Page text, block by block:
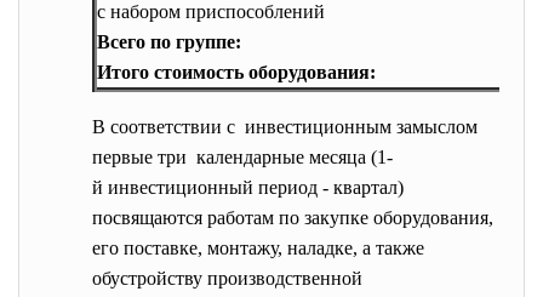
с набором приспособлений
Всего по группе:
Итого стоимость оборудования:
В соответствии с инвестиционным замыслом
первые три календарные месяца (1-
й инвестиционный период - квартал)
посвящаются работам по закупке оборудования,
его поставке, монтажу, наладке, а также
обустройству производственной